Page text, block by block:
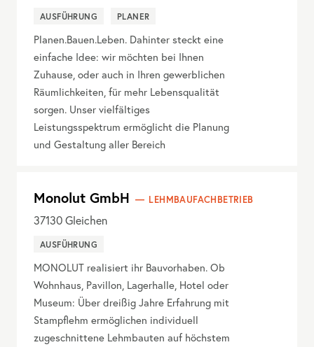
AUSFÜHRUNG PLANER
Planen.Bauen.Leben. Dahinter steckt eine
einfache Idee: wir möchten bei Ihnen
Zuhause, oder auch in Ihren gewerblichen
Räumlichkeiten, für mehr Lebensqualität
sorgen. Unser vielfältiges
Leistungsspektrum ermöglicht die Planung
und Gestaltung aller Bereich
Monolut GmbH LEHMBAUFACHBETRIEB
37130Gleichen
AUSFÜHRUNG
MONOLUT realisiert ihr Bauvorhaben. Ob
Wohnhaus, Pavillon, Lagerhalle, Hotel oder
Museum: Über dreißig Jahre Erfahrung mit
Stampflehm ermöglichen individuell
zugeschnittene Lehmbauten auf höchstem